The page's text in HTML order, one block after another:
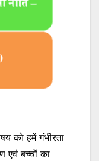
को हमें गंभीरता
एवं बच्चों का